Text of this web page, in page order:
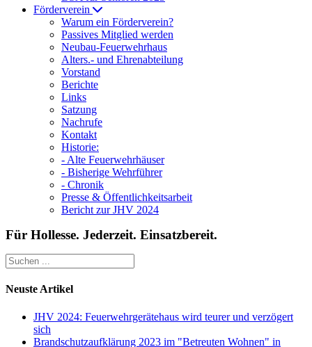
Förderverein
Warum ein Förderverein?
Passives Mitglied werden
Neubau-Feuerwehrhaus
Alters.- und Ehrenabteilung
Vorstand
Berichte
Links
Satzung
Nachrufe
Kontakt
Historie:
- Alte Feuerwehrhäuser
- Bisherige Wehrführer
- Chronik
Presse & Öffentlichkeitsarbeit
Bericht zur JHV 2024
Für Hollesse. Jederzeit. Einsatzbereit.
Neuste Artikel
JHV 2024: Feuerwehrgerätehaus wird teurer und verzögert
sich
Brandschutzaufklärung 2023 im "Betreuten Wohnen" in